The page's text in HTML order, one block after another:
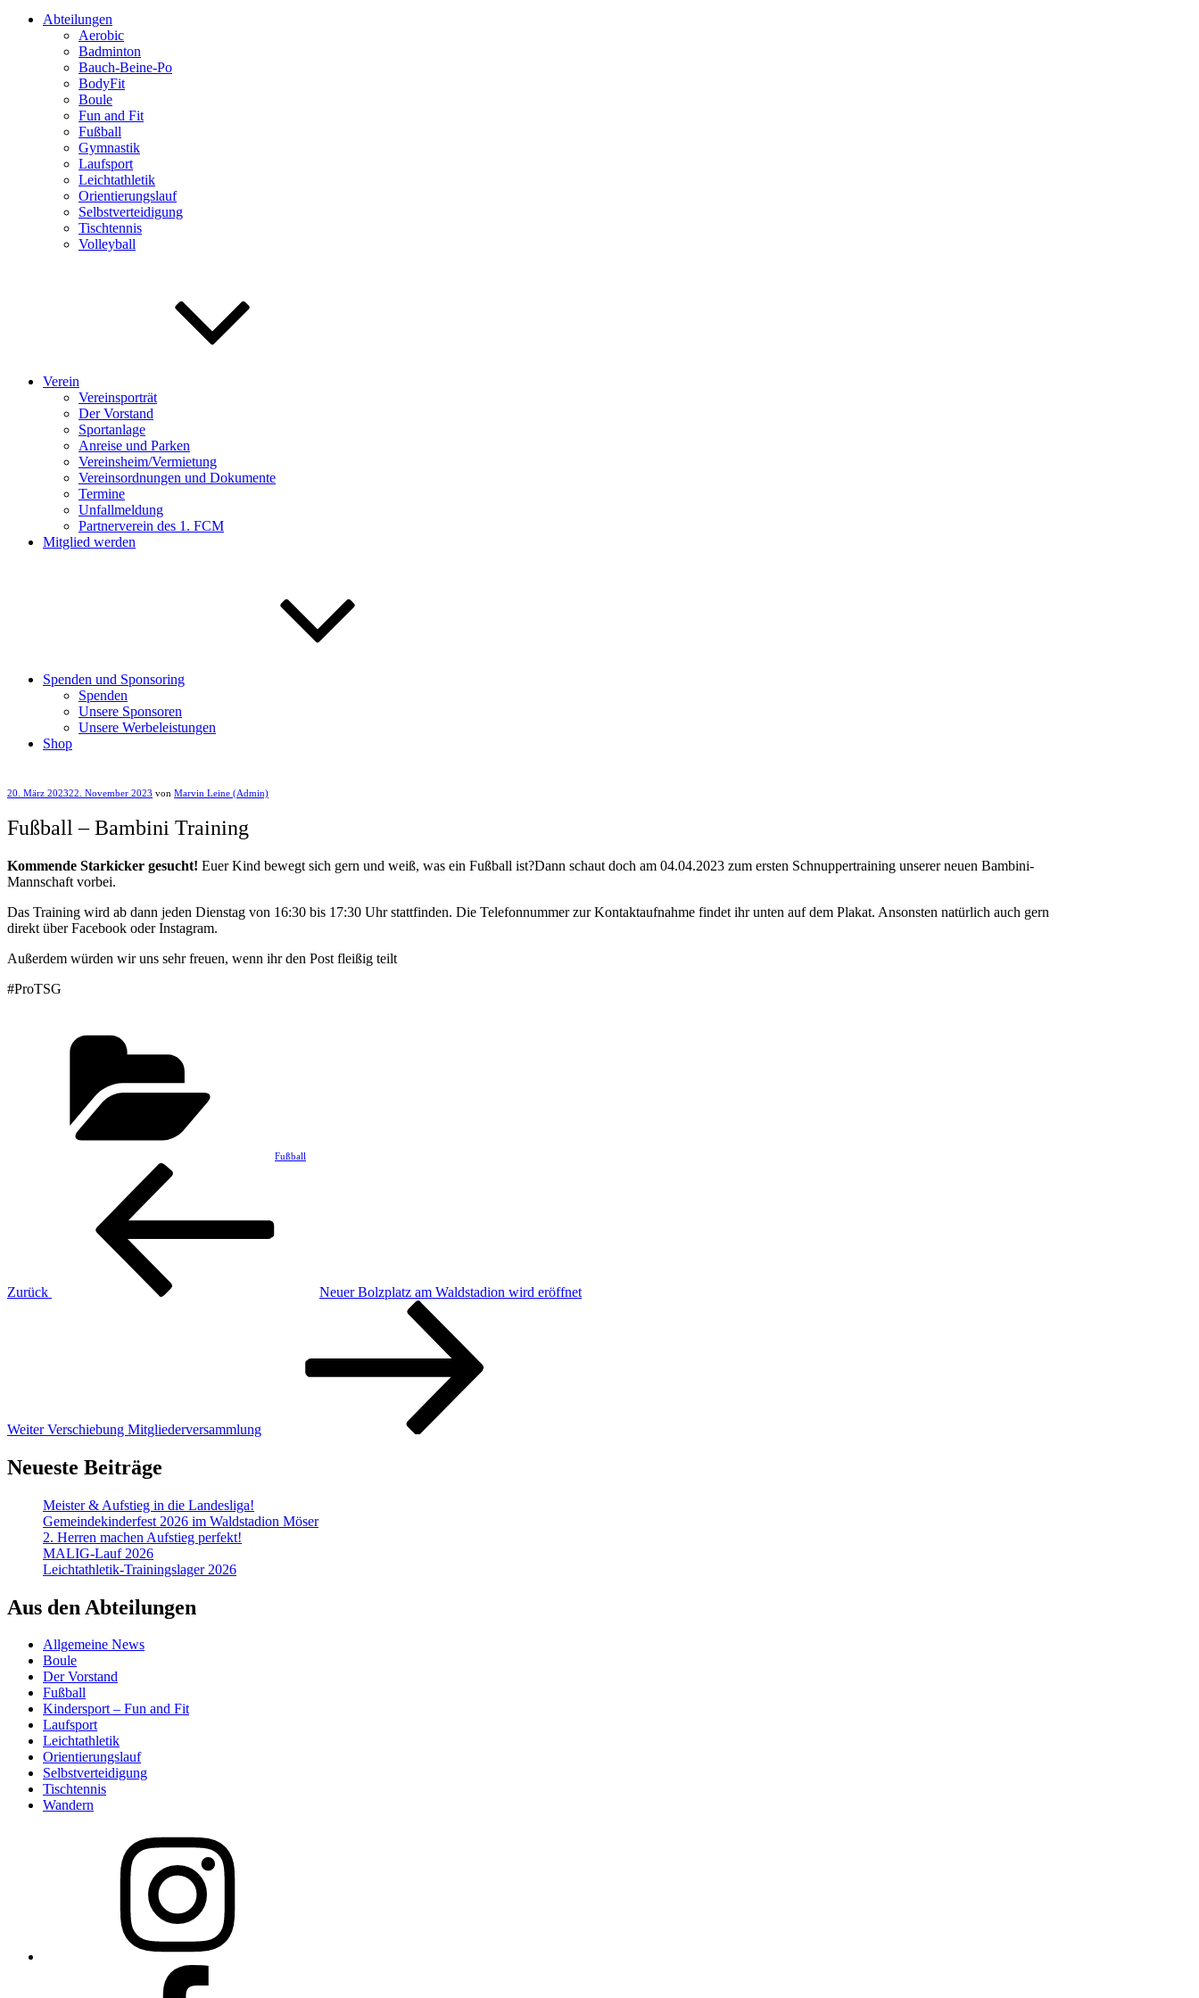
Abteilungen
Aerobic
Badminton
Bauch-Beine-Po
BodyFit
Boule
Fun and Fit
Fußball
Gymnastik
Laufsport
Leichtathletik
Orientierungslauf
Selbstverteidigung
Tischtennis
Volleyball
Verein
Vereinsporträt
Der Vorstand
Sportanlage
Anreise und Parken
Vereinsheim/Vermietung
Vereinsordnungen und Dokumente
Termine
Unfallmeldung
Partnerverein des 1. FCM
Mitglied werden
Spenden und Sponsoring
Spenden
Unsere Sponsoren
Unsere Werbeleistungen
Shop
Veröffentlicht
20. März 202322. November 2023 von Marvin Leine (Admin)
Fußball – Bambini Training
Kommende Starkicker gesucht! Euer Kind bewegt sich gern und weiß, was ein Fußball ist?Dann schaut doch am 04.04.2023 zum ersten Schnuppertraining unserer neuen Bambini-
Mannschaft vorbei.
Das Training wird ab dann jeden Dienstag von 16:30 bis 17:30 Uhr stattfinden. Die Telefonnummer zur Kontaktaufnahme findet ihr unten auf dem Plakat. Ansonsten natürlich auch gern
direkt über Facebook oder Instagram.
Außerdem würden wir uns sehr freuen, wenn ihr den Post fleißig teilt
#ProTSG
Fußball
Beitragsnavigation
Zurück
Neuer Bolzplatz am Waldstadion wird eröffnet
Weiter Verschiebung Mitgliederversammlung
Neueste Beiträge
Meister & Aufstieg in die Landesliga!
Gemeindekinderfest 2026 im Waldstadion Möser
2. Herren machen Aufstieg perfekt!
MALIG-Lauf 2026
Leichtathletik-Trainingslager 2026
Aus den Abteilungen
Allgemeine News
Boule
Der Vorstand
Fußball
Kindersport – Fun and Fit
Laufsport
Leichtathletik
Orientierungslauf
Selbstverteidigung
Tischtennis
Wandern